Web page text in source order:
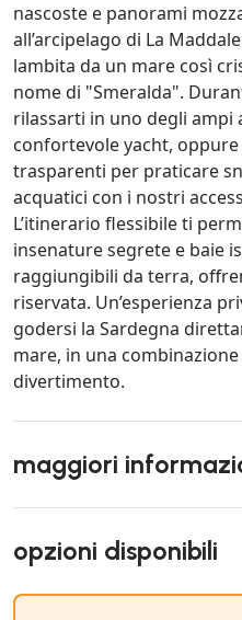
nascoste e panorami
all’arcipelago di La
lambita da un mare così
nome di "Smeralda".
rilassarti in uno degli ampi
confortevole yacht,
trasparenti per praticare
acquatici con i nostri
L’itinerario flessibile ti
insenature segrete e baie
raggiungibili da terra,
riservata. Un’esperienza
godersi la Sardegna
mare, in una
divertimento.
maggiori
opzioni disponibili